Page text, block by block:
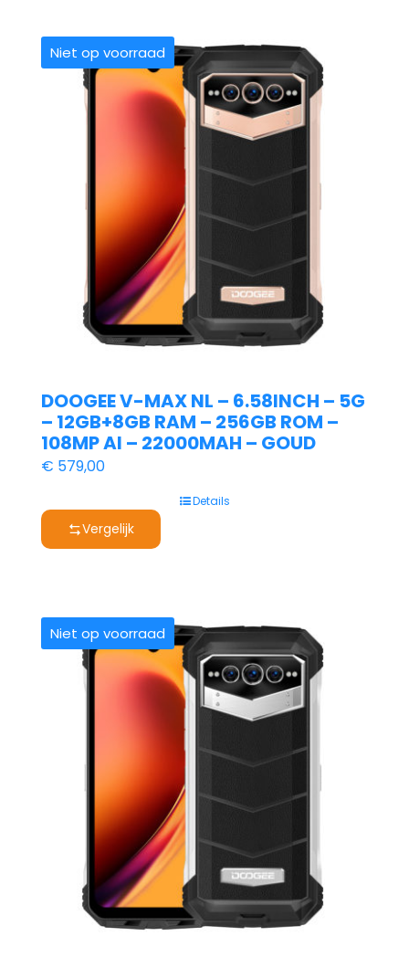
Niet op voorraad
DOOGEE V-MAX NL – 6.58INCH – 5G
– 12GB+8GB RAM – 256GB ROM –
108MP AI – 22000MAH – GOUD
€ 579,00
Details
Vergelijk
Niet op voorraad